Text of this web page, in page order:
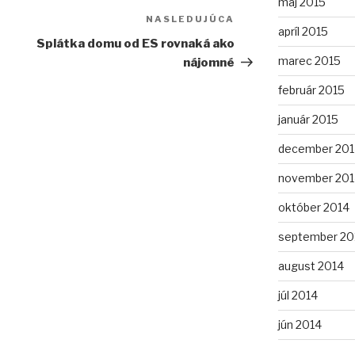
NASLEDUJÚCA
Splátka domu od ES rovnaká ako
nájomné
apríl 2015
marec 2015
február 2015
január 2015
december
november
október 2014
september
august 2014
júl 2014
jún 2014